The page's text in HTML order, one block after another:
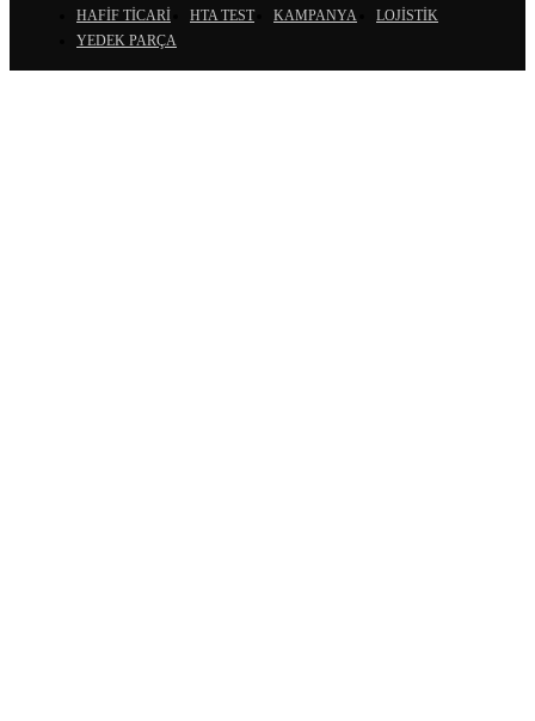
HAFİF TİCARİ
HTA TEST KAMPANYA
LOJİSTİK
YEDEK PARÇA